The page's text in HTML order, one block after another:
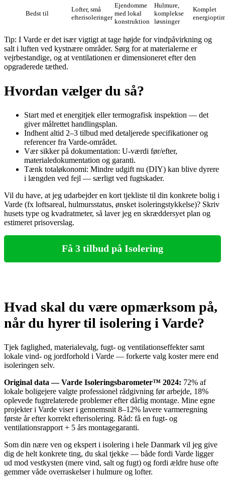
Bedst til
Lofter, små
efterisoleringer
Ejendomme
med lokal
konstruktion
Hulmure,
komplekse
løsninger
Komplet
Tip: I Varde er det især vigtigt at tage højde for vindpåvirkning og
salt i luften ved kystnære områder. Sørg for at materialerne er
vejrbestandige, og at ventilationen er dimensioneret efter den
opgraderede tæthed.
Hvordan vælger du så?
Start med et energitjek eller termografisk inspektion — det
giver målrettet handlingsplan.
Indhent altid 2–3 tilbud med detaljerede specifikationer og
referencer fra Varde‑området.
Vær sikker på dokumentation: U‑værdi før/efter,
materialedokumentation og garanti.
Tænk totaløkonomi: Mindre udgift nu (DIY) kan blive dyrere
i længden ved fejl — særligt ved fugtskader.
Vil du have, at jeg udarbejder en kort tjekliste til din konkrete bolig i
Varde (fx loftsareal, hulmursstatus, ønsket isoleringstykkelse)? Skriv
husets type og kvadratmeter, så laver jeg en skræddersyet plan og
estimeret prisoverslag.
Få 3 tilbud på Isolering
Hvad skal du være opmærksom på,
når du hyrer til isolering i Varde?
Tjek faglighed, materialevalg, fugt‑ og ventilationseffekter samt
lokale vind- og jordforhold i Varde — forkerte valg koster mere end
isoleringen selv.
Original data — Varde Isoleringsbarometer™ 2024: 72% af
lokale boligejere valgte professionel rådgivning før arbejde, 18%
oplevede fugtrelaterede problemer efter dårlig montage. Mine egne
projekter i Varde viser i gennemsnit 8–12% lavere varmeregning
første år efter korrekt efterisolering. Råd: få en fugt- og
ventilationsrapport + 5 års montagegaranti.
Som din nære ven og ekspert i isolering i hele Danmark vil jeg give
dig de helt konkrete ting, du skal tjekke — både fordi Varde ligger
ud mod vestkysten (mere vind, salt og fugt) og fordi ældre huse ofte
gemmer våde overraskelser i hulmure og lofter.